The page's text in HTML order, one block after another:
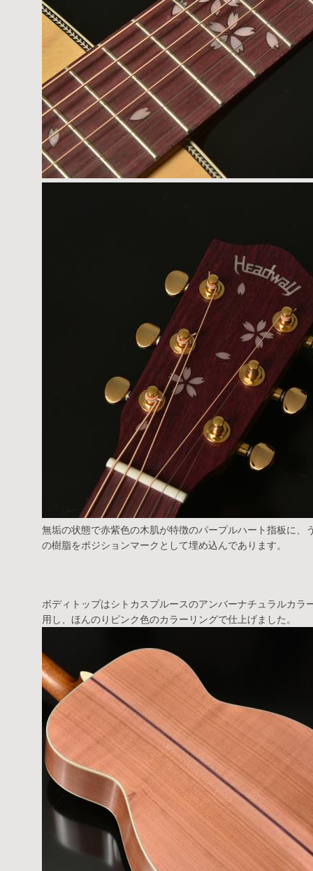
無垢の状態で赤紫色の木肌が特徴のパープルハート指板に、
の樹脂をポジションマークとして埋め込んであります。
ボディトップはシトカスプルースのアンバーナチュラルカラ
用し、ほんのりピンク色のカラーリングで仕上げました。